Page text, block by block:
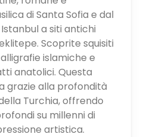
di Santa Sofia e dal
a siti antichi
Scoprite squisiti
islamiche e
anatolici. Questa
grazie alla profondità
Turchia, offrendo
su millenni di
artistica.